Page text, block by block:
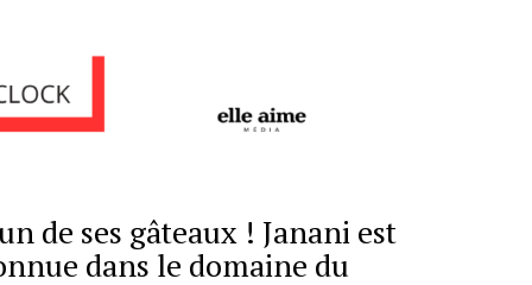
de ses gâteaux ! Janani est
dans le domaine du